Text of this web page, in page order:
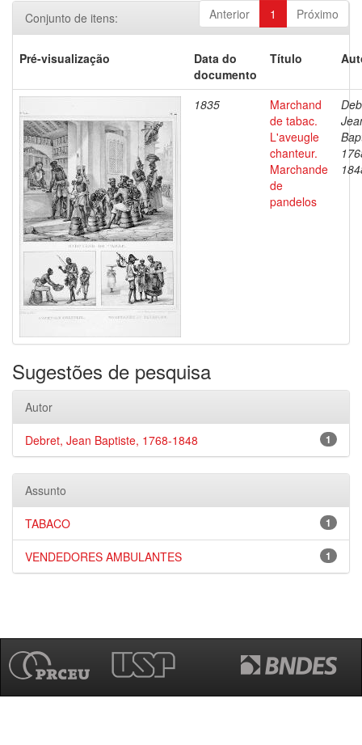
Anterior 1 Próximo
Conjunto de itens:
Pré-visualização
Data do
documento
Título
1835
Marchand
de tabac.
L'aveugle
chanteur.
Marchande
de
pandelos
Sugestões de pesquisa
Autor
1
Debret, Jean Baptiste, 1768-1848
Assunto
1
TABACO
1
VENDEDORES AMBULANTES